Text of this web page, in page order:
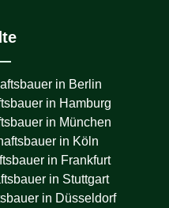
in Berlin
in Hamburg
in München
in Köln
in Frankfurt
in Stuttgart
in Düsseldorf